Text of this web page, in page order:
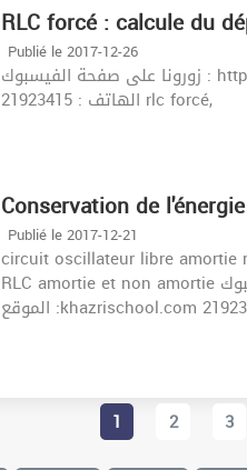
RLC forcé : calcule du
Publié le 2017-12-26
زورونا على صفحة الفيسبوك : https://www.facebook.com/khazrischool/ الموقع :khazrischool.com
الهاتف : 21923415 rlc forcé,
Conservation de
Publié le 2017-12-21
circuit oscillateur libre amortie
RLC amortie et non amortie زورونا على صفحة الفيسبوك :https://www.facebook.com/khazrischool/
1 2 3